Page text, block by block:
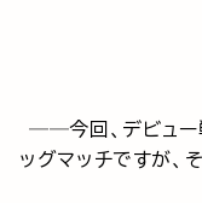
──今回、デビュー
ッグマッチですが、